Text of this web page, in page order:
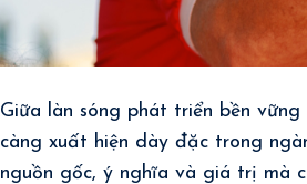
Giữa làn sóng phát triển bền
càng xuất hiện dày đặc trong
nguồn gốc, ý nghĩa và giá trị mà